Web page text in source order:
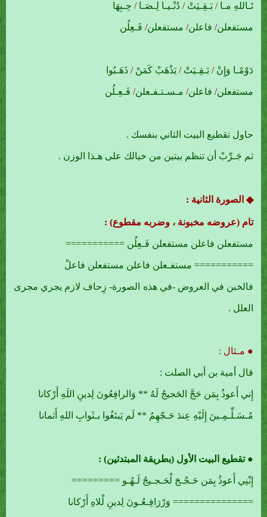
تَـاللهِ مـا/بَـقِـيَتْ/دُنْـيـا لِـصَـا/حِـبِهَا
مستفعلن/فاعلن/مستفعلن/فَـعِلُن
دَوْمًـا وَإِنْ/بَـقِـيَتْ/يَذْهَبْ كَمَنْ/ذَهَـبُوا
مستفعلن/فاعلن/مـسـتـفـعلن/فَـعِـلُن
حاول تقطيع البيت الثاني بنفسك .
ثم جَـرِّبْ أن تنظم بيتين من خيالك على هـذا الوزن .
◆ الصورة الثانية :
تام (عروضه مخبونة ، وضربه مقطوع) :
مستفعلن فاعلن مستفعلن فَـعِلُن ===========
=========== مستفـعلن فاعلن مستفعلن فاعلْ
فالخبن في العروض -في هذه الصورة- زِحاف لازم يجري مجرى
العلل .
● مـثال :
قال أمية بن أبي الصلت :
إِني أَعوذُ بِمَن حَجَّ الحَجيجُ لَهُ ** وَالرافِعُونَ لِدينِ اللَهِ أَرْكانا
مُـسَـلِّـمِـينَ إِلَيْهِ عِندَ حَـجّهِمُ ** لَم يَبتَغُوا بـثَوابِ اللهِ أَثمانا
● تقطيع البيت الأول (بطريقة المبتدئين) :
إِنْنِي أَعوذُ بِمَن حَـجْـجَ لْحَـجـيجُ لَـهُـو =========
=============== وَرْرَافِـعُـونَ لِدينِ لْلاهِ أَرْكانا